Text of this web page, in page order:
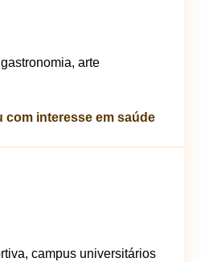
arte
com interesse em saúde
campus universitários